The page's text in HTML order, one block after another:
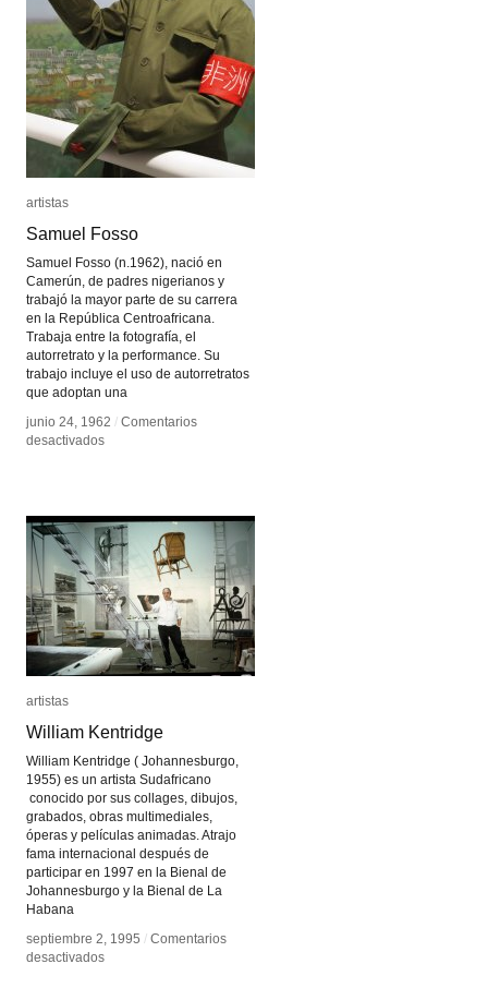
artistas
Samuel Fosso
Samuel Fosso (n.1962), nació en
Camerún, de padres nigerianos y
trabajó la mayor parte de su carrera
en la República Centroafricana.
Trabaja entre la fotografía, el
autorretrato y la performance. Su
trabajo incluye el uso de autorretratos
que adoptan una
junio 24, 1962 / Comentarios
desactivadosen
artistas
Samuel Fosso
junio 24, 1962 / Comentarios
desactivadosen
artistas
William Kentridge
William Kentridge ( Johannesburgo,
1955) es un artista Sudafricano
conocido por sus collages, dibujos,
grabados, obras multimediales,
óperas y películas animadas. Atrajo
fama internacional después de
participar en 1997 en la Bienal de
Johannesburgo y la Bienal de La
Habana
septiembre 2, 1995 / Comentarios
desactivadosen
artistas
William Kentridge
septiembre 2, 1995 / Comentarios
desactivadosen